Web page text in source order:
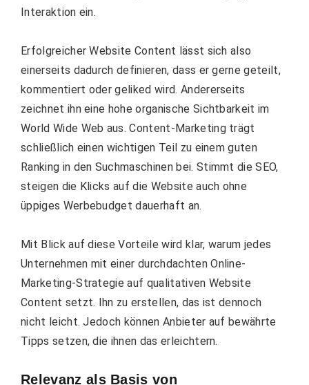
Interaktion ein.
Erfolgreicher Website Content lässt sich also
einerseits dadurch definieren, dass er gerne geteilt,
kommentiert oder geliked wird. Andererseits
zeichnet ihn eine hohe organische Sichtbarkeit im
World Wide Web aus. Content-Marketing trägt
schließlich einen wichtigen Teil zu einem guten
Ranking in den Suchmaschinen bei. Stimmt die SEO,
steigen die Klicks auf die Website auch ohne
üppiges Werbebudget dauerhaft an.
Mit Blick auf diese Vorteile wird klar, warum jedes
Unternehmen mit einer durchdachten Online-
Marketing-Strategie auf qualitativen Website
Content setzt. Ihn zu erstellen, das ist dennoch
nicht leicht. Jedoch können Anbieter auf bewährte
Tipps setzen, die ihnen das erleichtern.
Relevanz als Basis von